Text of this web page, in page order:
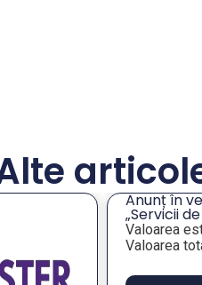
Anunț în
„Servicii de
orientare
angajaților
publice
Valoarea
Valoarea